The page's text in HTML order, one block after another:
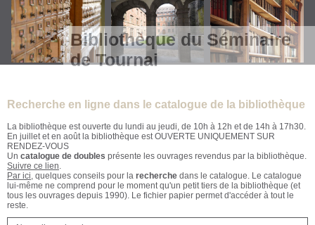
Bibliothèque du Séminaire
de Tournai
Recherche en ligne dans le catalogue de la bibliothèque
La bibliothèque est ouverte du lundi au jeudi, de 10h à 12h et de 14h à 17h30.
En juillet et en août la bibliothèque est OUVERTE UNIQUEMENT SUR
RENDEZ-VOUS
Un catalogue de doubles présente les ouvrages revendus par la bibliothèque.
Suivre ce lien.
Par ici, quelques conseils pour la recherche dans le catalogue. Le catalogue
lui-même ne comprend pour le moment qu'un petit tiers de la bibliothèque (et
tous les ouvrages depuis 1990). Le fichier papier permet d'accéder à tout le
reste.